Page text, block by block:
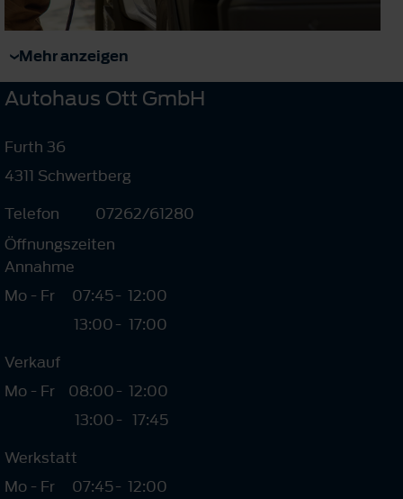
Mehr anzeigen
Autohaus Ott GmbH
Furth 36
4311 Schwertberg
Telefon
07262/61280
Öffnungszeiten
Annahme
Mo - Fr
07:45
13:00
-
-
12:00
17:00
Verkauf
Mo - Fr
08:00
13:00
-
-
12:00
17:45
Werkstatt
Mo - Fr
07:45- 12:00